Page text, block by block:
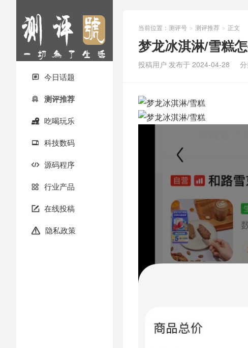
 今日话题
 测评推荐
 吃喝玩乐
 科技数码
 源码程序
 行业产品
 在线投稿
 隐私政策
当前位置： 测评号 > 测评推荐 > 正文
梦龙冰淇淋/雪糕
投稿用户 发布于 2024-04-28 分